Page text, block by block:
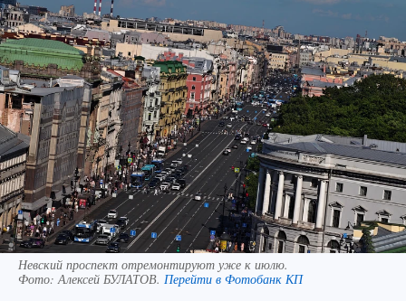
Невский проспект отремонтируют уже к июлю.
Фото: Алексей БУЛАТОВ. Перейти в Фотобанк КП